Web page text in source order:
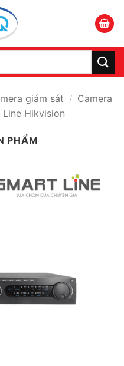
giám sát / Camera
Line Hikvision
PHẨM